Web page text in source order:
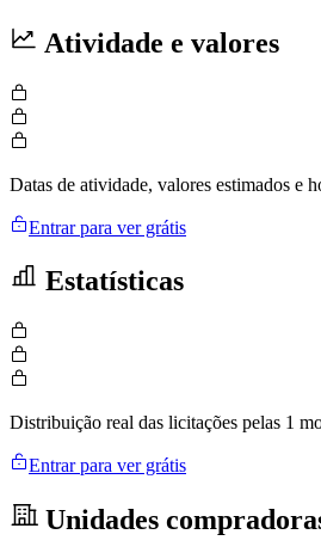
Atividade e valores
Datas de atividade, valores estimados e
Entrar para ver grátis
Estatísticas
Distribuição real das licitações pelas 1
Entrar para ver grátis
Unidades